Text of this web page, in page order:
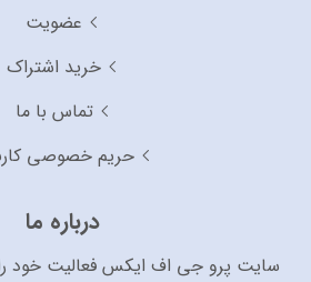
عضویت
خرید اشتراک
تماس با ما
حریم خصوصی
درباره ما